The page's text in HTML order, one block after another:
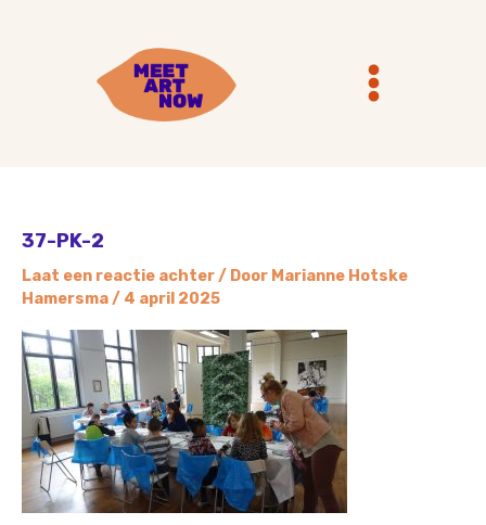
Menu
37-PK-2
Laat een reactie achter/ Door Marianne Hotske
Hamersma/ 4 april 2025